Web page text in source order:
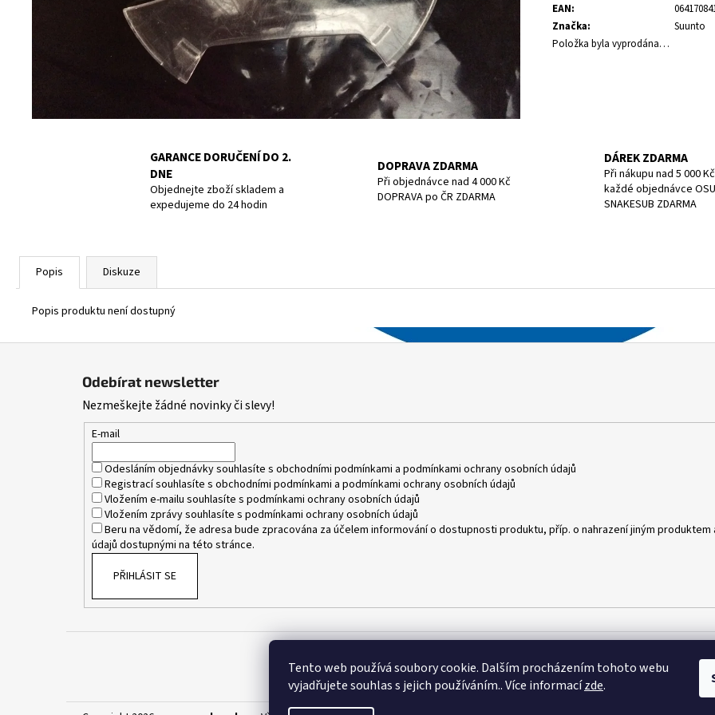
Tento web používá soubory cookie. Dalším procházením tohoto webu
vyjadřujete souhlas s jejich používáním.. Více informacízde.
EAN:
Značka:
Suunto
Položka byla vyprodána…
GARANCE DORUČENÍ DO 2.
DNE
Objednejte zboží skladem a
expedujeme do 24 hodin
DOPRAVA ZDARMA
Při objednávce nad 4 000 Kč
DOPRAVA po ČR ZDARMA
DÁREK ZDARMA
Při nákupu nad 5 000
každé objednávce
SNAKESUB ZDARMA
Popis Diskuze
Popis produktu není dostupný
1 390 Kč
1 197 Kč
Odebírat newsletter
Nezmeškejte žádné novinky či slevy!
E-mail
Odesláním objednávky souhlasíte s obchodními podmínkami a podmínkami ochrany osobních údajů
Registrací souhlasíte s obchodními podmínkami a podmínkami ochrany osobních údajů
Vložením e-mailu souhlasíte s podmínkami ochrany osobních údajů
Vložením zprávy souhlasíte s podmínkami ochrany osobních údajů
Beru na vědomí, že adresa bude zpracována za účelem informování o dostupnosti produktu, příp. o nahrazení jiným
údajů dostupnými na této stránce.
PŘIHLÁSIT SE